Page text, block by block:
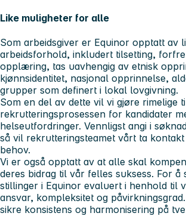
Like muligheter for alle
Som arbeidsgiver er Equinor opptatt
arbeidsforhold, inkludert tilsetting,
opplæring, tas uavhengig av etnisk
kjønnsidentitet, nasjonal opprinnelse,
grupper som definert i lokal lovgivning.
Som en del av dette vil vi gjøre rimelige
rekrutteringsprosessen for kandidater
helseutfordringer. Vennligst angi i
så vil rekrutteringsteamet vårt ta
behov.
Vi er også opptatt av at alle skal
deres bidrag til vår felles suksess. For
stillinger i Equinor evaluert i henhold til
ansvar, kompleksitet og
sikre konsistens og harmonisering på